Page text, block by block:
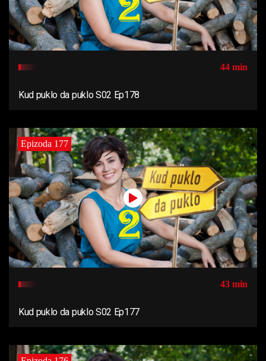
44 min
Kud puklo da puklo S02 Ep178
Epizoda 177
43 min
Kud puklo da puklo S02 Ep177